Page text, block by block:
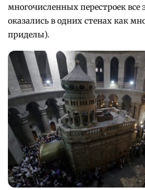
многочисленных перестроек все
оказались в одних стенах как
приделы).